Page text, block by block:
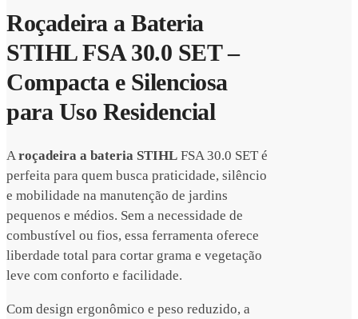
Roçadeira a Bateria
STIHL FSA 30.0 SET –
Compacta e Silenciosa
para Uso Residencial
Aroçadeira a bateria STIHL FSA 30.0 SET é
perfeita para quem busca praticidade, silêncio
e mobilidade na manutenção de jardins
pequenos e médios. Sem a necessidade de
combustível ou fios, essa ferramenta oferece
liberdade total para cortar grama e vegetação
leve com conforto e facilidade.
Com design ergonômico e peso reduzido, a